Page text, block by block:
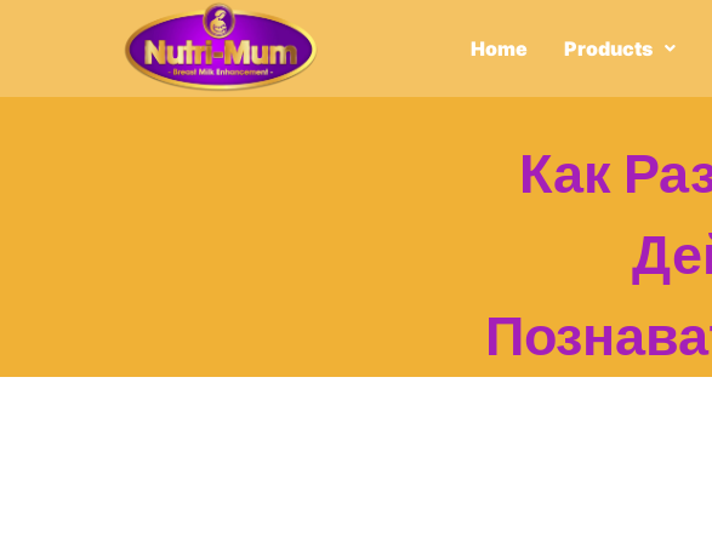
Home Products
Как